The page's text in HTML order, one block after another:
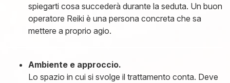
spiegarti cosa succederà durante la seduta. Un buon
operatore Reiki è una persona concreta che sa
mettere a proprio agio.
Ambiente e approccio.
Lo spazio in cui si svolge il trattamento conta. Deve